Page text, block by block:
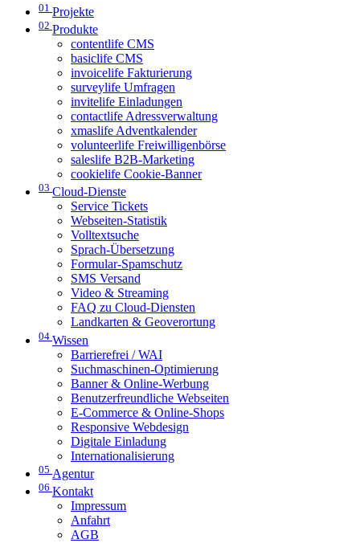
01 Projekte
02 Produkte
contentlife CMS
basiclife CMS
invoicelife Fakturierung
surveylife Umfragen
invitelife Einladungen
contactlife Adressverwaltung
xmaslife Adventkalender
volunteerlife Freiwilligenbörse
saleslife B2B-Marketing
cookielife Cookie-Banner
03 Cloud-Dienste
Service Tickets
Webseiten-Statistik
Volltextsuche
Sprach-Übersetzung
Formular-Spamschutz
SMS Versand
Video & Streaming
FAQ zu Cloud-Diensten
Landkarten & Geoverortung
04 Wissen
Barrierefrei / WAI
Suchmaschinen-Optimierung
Banner & Online-Werbung
Benutzerfreundliche Webseiten
E-Commerce & Online-Shops
Responsive Webdesign
Digitale Einladung
Internationalisierung
05 Agentur
06 Kontakt
Impressum
Anfahrt
AGB